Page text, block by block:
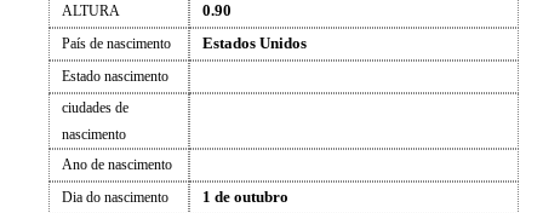
ALTURA
0.90
País de nascimento Estados Unidos
Estado nascimento
ciudades de
nascimento
Ano de nascimento
Dia do nascimento
1 de outubro